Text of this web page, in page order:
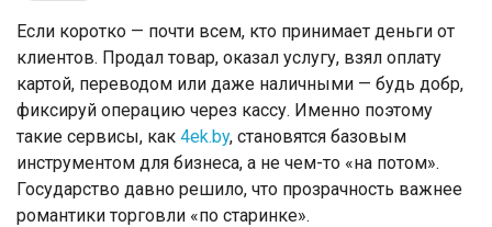
Если коротко — почти всем, кто принимает деньги от
клиентов. Продал товар, оказал услугу, взял оплату
картой, переводом или даже наличными — будь добр,
фиксируй операцию через кассу. Именно поэтому
такие сервисы, как 4ek.by, становятся базовым
инструментом для бизнеса, а не чем-то «на потом».
Государство давно решило, что прозрачность важнее
романтики торговли «по старинке».